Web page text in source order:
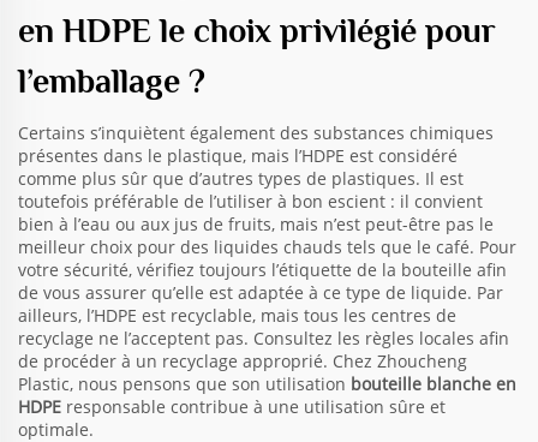
en HDPE le choix privilégié pour
l’emballage ?
Certains s’inquiètent également des substances chimiques
présentes dans le plastique, mais l’HDPE est considéré
comme plus sûr que d’autres types de plastiques. Il est
toutefois préférable de l’utiliser à bon escient : il convient
bien à l’eau ou aux jus de fruits, mais n’est peut-être pas le
meilleur choix pour des liquides chauds tels que le café. Pour
votre sécurité, vérifiez toujours l’étiquette de la bouteille afin
de vous assurer qu’elle est adaptée à ce type de liquide. Par
ailleurs, l’HDPE est recyclable, mais tous les centres de
recyclage ne l’acceptent pas. Consultez les règles locales afin
de procéder à un recyclage approprié. Chez Zhoucheng
Plastic, nous pensons que son utilisation bouteille blanche en
HDPE responsable contribue à une utilisation sûre et
optimale.